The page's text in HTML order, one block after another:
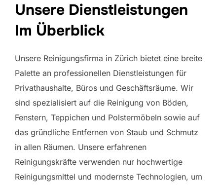
Unsere Dienstleistungen
Im Überblick
Unsere Reinigungsfirma in Zürich bietet eine breite
Palette an professionellen Dienstleistungen für
Privathaushalte, Büros und Geschäftsräume. Wir
sind spezialisiert auf die Reinigung von Böden,
Fenstern, Teppichen und Polstermöbeln sowie auf
das gründliche Entfernen von Staub und Schmutz
in allen Räumen. Unsere erfahrenen
Reinigungskräfte verwenden nur hochwertige
Reinigungsmittel und modernste Technologien, um